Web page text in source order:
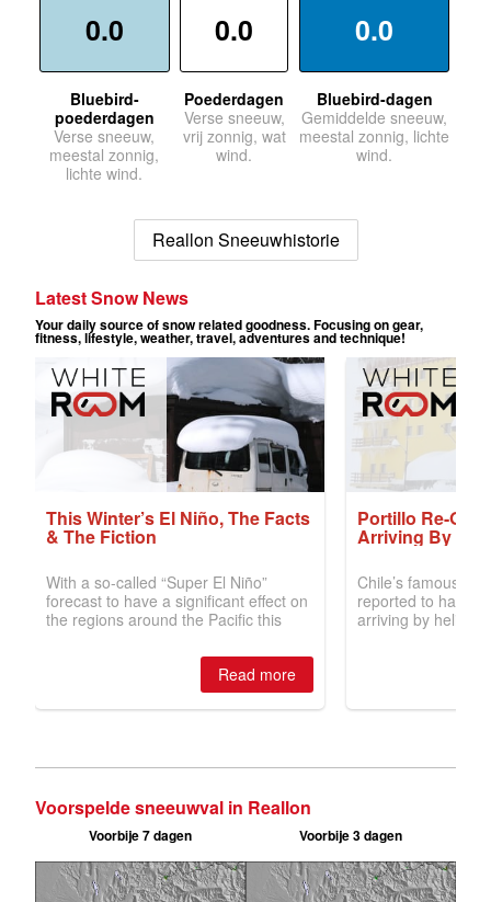
0.0
Bluebird-
poederdagen
Verse sneeuw,
meestal zonnig,
lichte wind.
0.0
Poederdagen
Verse sneeuw,
vrij zonnig, wat
wind.
0.0
Bluebird-dagen
Gemiddelde sneeuw,
meestal zonnig, lichte
wind.
Reallon Sneeuwhistorie
Voorspelde sneeuwval in Reallon
Voorbije 7 dagen Voorbije 3 dagen